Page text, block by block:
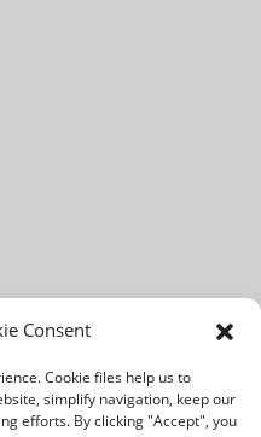
Consent
Cookie files help us to
simplify navigation, keep our
efforts. By clicking "Accept", you